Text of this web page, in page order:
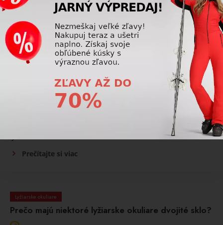
výrazne znižuje zahmlievanie.
Prečítajte si viac
Lyžiarske okuliare
Pre lyžiarske okuliare je lepší zlatý, oranžový alebo
číry zorník?
Zlatý a oranžový zorník sú univerzálne na slnko aj
oblačno, číry je najlepší do hmly, sneženia a na večerné
Prečítajte si viac
Lyžiarske okuliare
Prečo majú niektoré lyžiarske okuliare dvojité sklo?